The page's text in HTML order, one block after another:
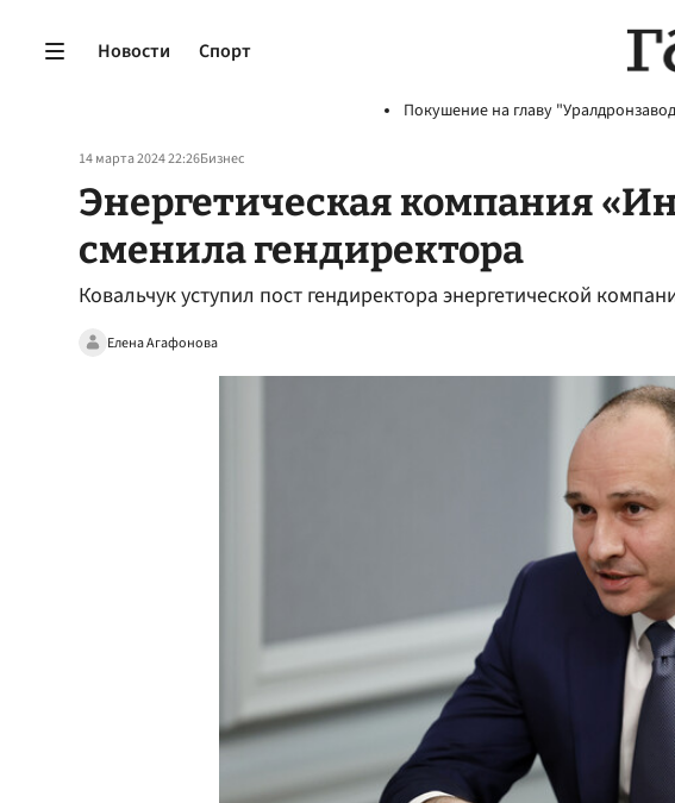
Новости Спорт
Покушение на главу
14 марта 2024 22:26Бизнес
Энергетическая компания
сменила гендиректора
Ковальчук уступил пост гендиректора энергетической
Елена Агафонова